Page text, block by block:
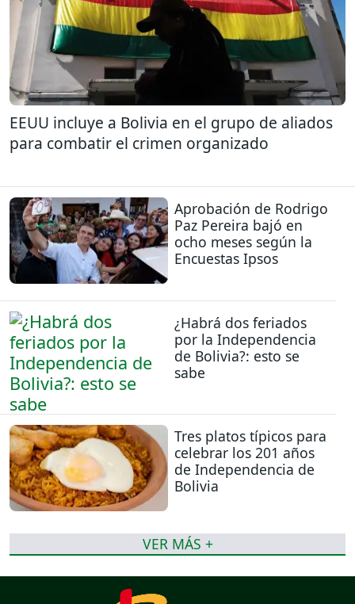
EEUU incluye a Bolivia en el grupo de aliados
para combatir el crimen organizado
Aprobación de Rodrigo
Paz Pereira bajó en
ocho meses según la
Encuestas Ipsos
¿Habrá dos feriados
por la Independencia
de Bolivia?: esto se
sabe
Tres platos típicos para
celebrar los 201 años
de Independencia de
Bolivia
VER MÁS +